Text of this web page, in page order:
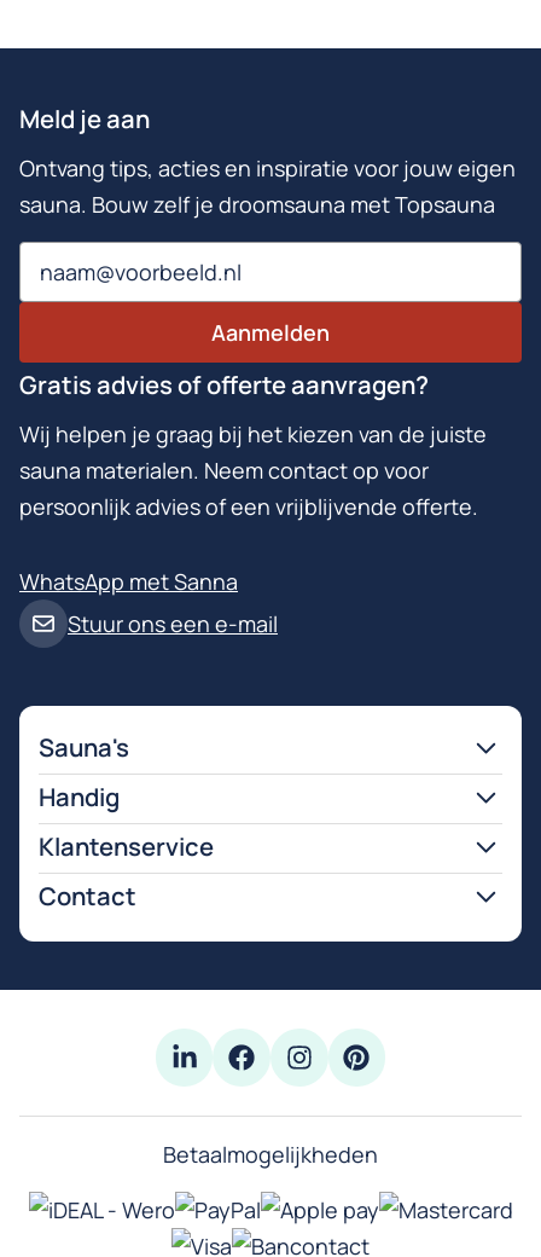
Meld je aan
Ontvang tips, acties en inspiratie voor jouw eigen
sauna. Bouw zelf je droomsauna met Topsauna
Email
Aanmelden
Gratis advies of offerte aanvragen?
Wij helpen je graag bij het kiezen van de juiste
sauna materialen. Neem contact op voor
persoonlijk advies of een vrijblijvende offerte.
Stuur ons een e-mail
WhatsApp met Sanna
Sauna's
Handig
Klantenservice
Contact
Betaalmogelijkheden